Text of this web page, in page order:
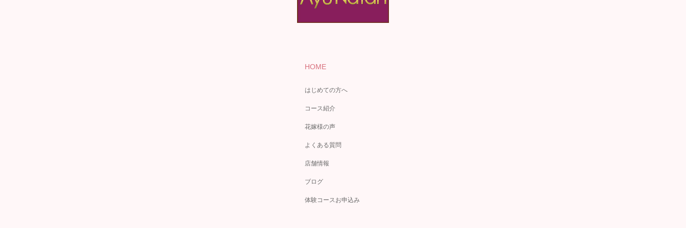
HOME
はじめての方へ
コース紹介
花嫁様の声
よくある質問
店舗情報
ブログ
体験コースお申込み